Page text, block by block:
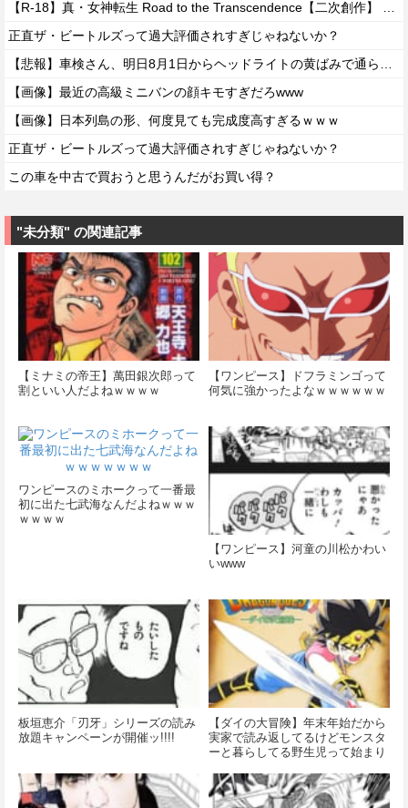
正直ザ・ビートルズって過大評価されすぎじゃねないか？
【画像】最近の高級ミニバンの顔キモすぎだろwww
【画像】日本列島の形、何度見ても完成度高すぎるｗｗｗ
正直ザ・ビートルズって過大評価されすぎじゃねないか？
この車を中古で買おうと思うんだがお買い得？
"未分類" の関連記事
【ミナミの帝王】萬田銀次郎って
割といい人だよねｗｗｗｗ
【ワンピース】ドフラミンゴって
何気に強かったよなｗｗｗｗｗｗ
ワンピースのミホークって一番最
初に出た七武海なんだよねｗｗｗ
ｗｗｗｗ
【ワンピース】河童の川松かわい
いwww
板垣恵介「刃牙」シリーズの読み
放題キャンペーンが開催ッ!!!!
【ダイの大冒険】年末年始だから
実家で読み返してるけどモンスタ
ーと暮らしてる野生児って始まり